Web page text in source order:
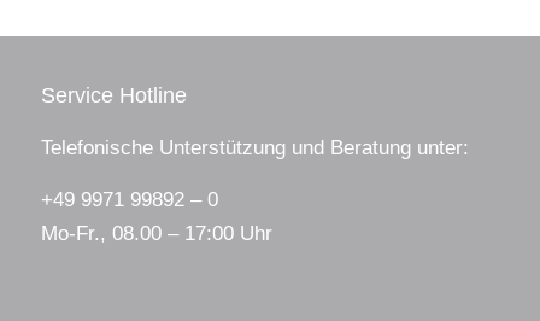
Service Hotline
Telefonische Unterstützung und Beratung unter:
+49 9971 99892 – 0
Mo-Fr., 08.00 – 17:00 Uhr